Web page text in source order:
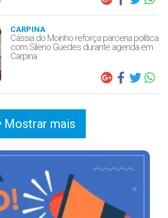
CARPINA
Cássia do Moinho reforça parceria política
com Sileno Guedes durante agenda em
Carpina
Mostrar mais